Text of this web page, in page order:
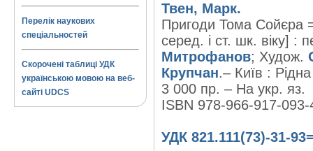
Перелік наукових
спеціальностей
Скорочені таблиці УДК
українською мовою на веб-
сайті UDCS
Твен, Марк.
Пригоди Тома Сойєра
серед. і ст. шк. віку] :
Митрофанов; Худож.
Крупчан.– Київ :
3 000 пр. – На укр. яз.
ISBN 978-966-917-093-
УДК 821.111(73)-31-